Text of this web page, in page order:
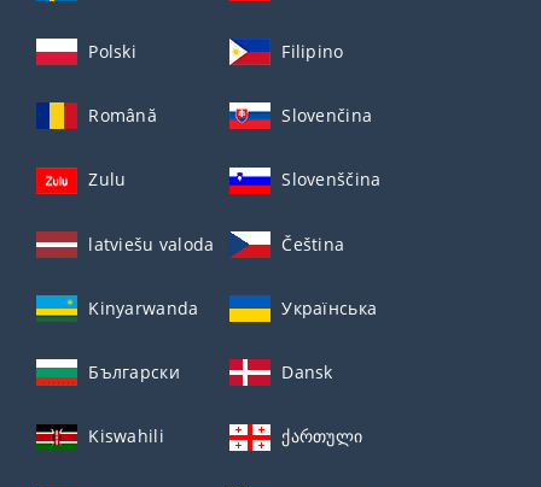
Polski Filipino
Română Slovenčina
Zulu Slovenščina
latviešu valoda Čeština
Kinyarwanda Українська
Български Dansk
Kiswahili ქართული